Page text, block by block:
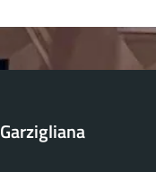
Garzigliana